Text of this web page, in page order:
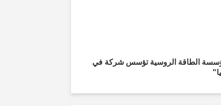
الطاقة الروسية تؤسس شركة في